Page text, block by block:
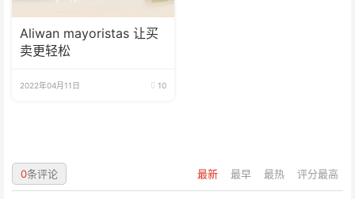
Aliwan mayoristas 让买
卖更轻松
2022年04月11日 10
最新 最早 最热 评分最高
0条评论